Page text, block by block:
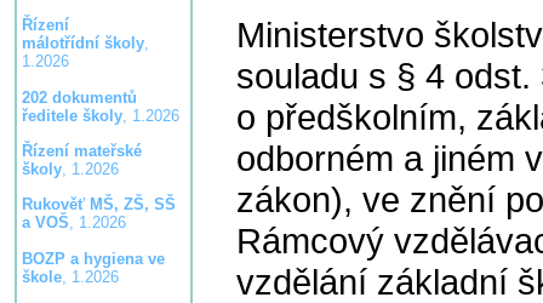
Řízení
málotřídní školy,
1.2026
202 dokumentů
ředitele školy, 1.2026
Řízení mateřské
školy, 1.2026
Rukověť MŠ, ZŠ, SŠ
a VOŠ, 1.2026
BOZP a hygiena ve
škole, 1.2026
Ministerstvo
souladu s § 4
o předškolním,
odborném a jiném
zákon), ve znění
Rámcový
vzdělání základní